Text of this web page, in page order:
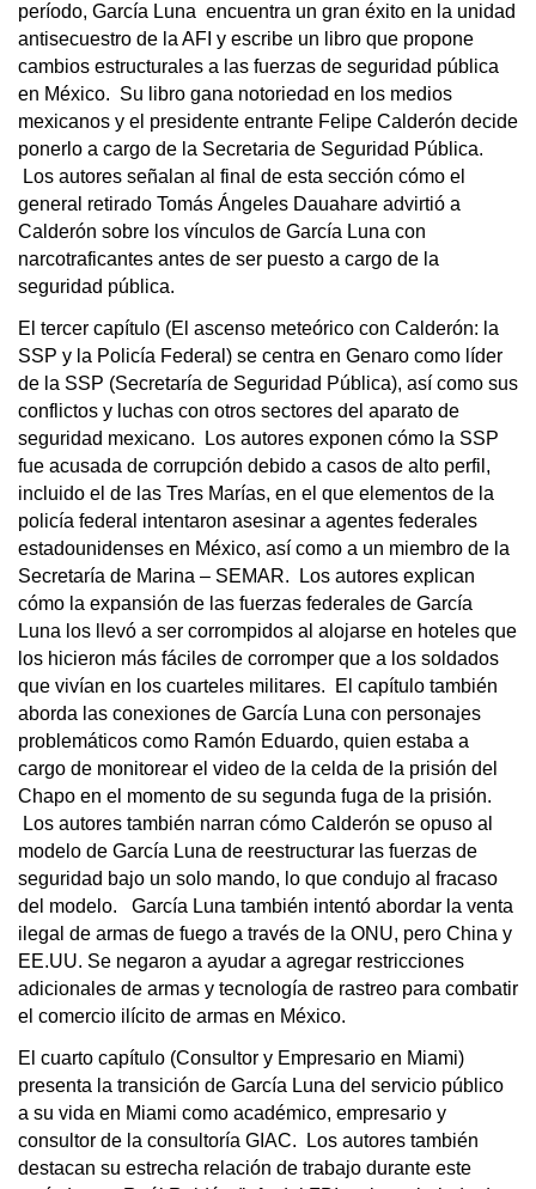
período, García Luna encuentra un gran éxito en la unidad
antisecuestro de la AFI y escribe un libro que propone
cambios estructurales a las fuerzas de seguridad pública
en México. Su libro gana notoriedad en los medios
mexicanos y el presidente entrante Felipe Calderón decide
ponerlo a cargo de la Secretaria de Seguridad Pública.
Los autores señalan al final de esta sección cómo el
general retirado Tomás Ángeles Dauahare advirtió a
Calderón sobre los vínculos de García Luna con
narcotraficantes antes de ser puesto a cargo de la
seguridad pública.
El tercer capítulo (El ascenso meteórico con Calderón: la
SSP y la Policía Federal) se centra en Genaro como líder
de la SSP (Secretaría de Seguridad Pública), así como sus
conflictos y luchas con otros sectores del aparato de
seguridad mexicano. Los autores exponen cómo la SSP
fue acusada de corrupción debido a casos de alto perfil,
incluido el de las Tres Marías, en el que elementos de la
policía federal intentaron asesinar a agentes federales
estadounidenses en México, así como a un miembro de la
Secretaría de Marina – SEMAR. Los autores explican
cómo la expansión de las fuerzas federales de García
Luna los llevó a ser corrompidos al alojarse en hoteles que
los hicieron más fáciles de corromper que a los soldados
que vivían en los cuarteles militares. El capítulo también
aborda las conexiones de García Luna con personajes
problemáticos como Ramón Eduardo, quien estaba a
cargo de monitorear el video de la celda de la prisión del
Chapo en el momento de su segunda fuga de la prisión.
Los autores también narran cómo Calderón se opuso al
modelo de García Luna de reestructurar las fuerzas de
seguridad bajo un solo mando, lo que condujo al fracaso
del modelo. García Luna también intentó abordar la venta
ilegal de armas de fuego a través de la ONU, pero China y
EE.UU. Se negaron a ayudar a agregar restricciones
adicionales de armas y tecnología de rastreo para combatir
el comercio ilícito de armas en México.
El cuarto capítulo (Consultor y Empresario en Miami)
presenta la transición de García Luna del servicio público
a su vida en Miami como académico, empresario y
consultor de la consultoría GIAC. Los autores también
destacan su estrecha relación de trabajo durante este